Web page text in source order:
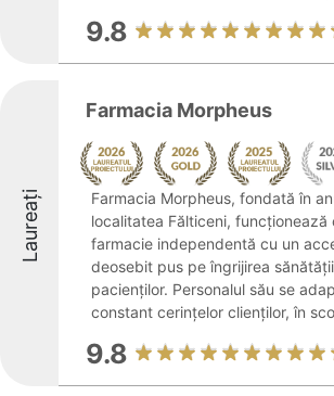
9.8
Laureați
Farmacia Morpheus
Farmacia Morpheus, fondată în
localitatea Fălticeni, funcționează
farmacie independentă cu un
deosebit pus pe îngrijirea sănătății
pacienților. Personalul său se
constant cerințelor clienților, în
9.8